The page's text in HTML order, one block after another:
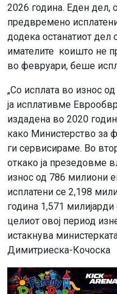
2026 година. Еден дел,
предвремено
додека останатиот
имателите коишто не
во февруари, беше
„Со исплата во износ
ја исплативме
издадена во 2020
како Министерство за
ги сервисираме. Во
откако ја презедовме
износ од 786 милиони
исплатени се 2,198
година 1,571
целиот овој период
истакнува
Димитриеска-Кочоска